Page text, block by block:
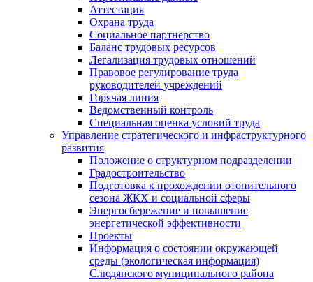
Аттестация
Охрана труда
Социальное партнерство
Баланс трудовых ресурсов
Легализация трудовых отношений
Правовое регулирование труда
руководителей учреждений
Горячая линия
Ведомственный контроль
Специальная оценка условий труда
Управление стратегического и инфраструктурного
развития
Положение о структурном подразделении
Градостроительство
Подготовка к прохождении отопительного
сезона ЖКХ и социальной сферы
Энергосбережение и повышение
энергетической эффективности
Проекты
Информация о состоянии окружающей
среды (экологическая информация)
Слюдянского муниципального района